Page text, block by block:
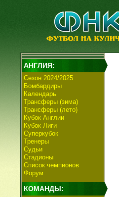
АНГЛИЯ:
Сезон 2024/2025
Бомбардиры
Календарь
Трансферы (зима)
Трансферы (лето)
Кубок Англии
Кубок Лиги
Суперкубок
Тренеры
Судьи
Стадионы
Список чемпионов
Форум
КОМАНДЫ: